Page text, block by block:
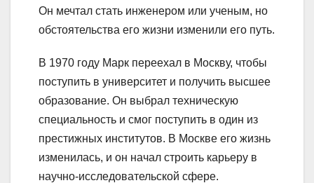
Он мечтал стать инженером или ученым, но
обстоятельства его жизни изменили его путь.
В 1970 году Марк переехал в Москву, чтобы
поступить в университет и получить высшее
образование. Он выбрал техническую
специальность и смог поступить в один из
престижных институтов. В Москве его жизнь
изменилась, и он начал строить карьеру в
научно-исследовательской сфере.